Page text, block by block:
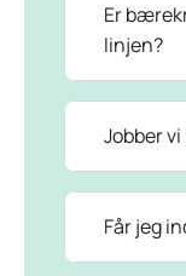
Er
linjen?
Jobber
Får jeg